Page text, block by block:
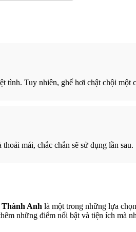
tình. Tuy nhiên, ghế hơi chật chội một
mái, chắc chắn sẽ sử dụng lần sau.
Thành Anh là một trong những lựa
những điểm nổi bật và tiện ích mà